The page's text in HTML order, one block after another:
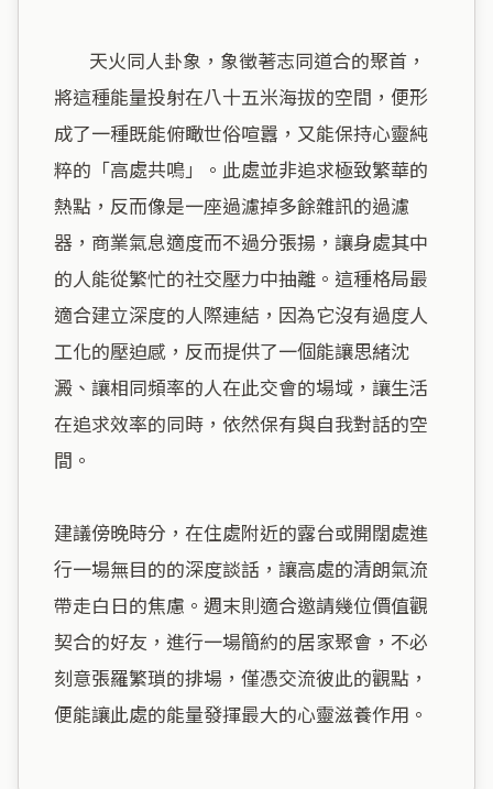
將這種能量投射在八十五米海拔的空間，便形
成了一種既能俯瞰世俗喧囂，又能保持心靈純
粹的「高處共鳴」。此處並非追求極致繁華的
熱點，反而像是一座過濾掉多餘雜訊的過濾
器，商業氣息適度而不過分張揚，讓身處其中
的人能從繁忙的社交壓力中抽離。這種格局最
適合建立深度的人際連結，因為它沒有過度人
工化的壓迫感，反而提供了一個能讓思緒沈
澱、讓相同頻率的人在此交會的場域，讓生活
在追求效率的同時，依然保有與自我對話的空
間。
建議傍晚時分，在住處附近的露台或開闊處進
行一場無目的的深度談話，讓高處的清朗氣流
帶走白日的焦慮。週末則適合邀請幾位價值觀
契合的好友，進行一場簡約的居家聚會，不必
刻意張羅繁瑣的排場，僅憑交流彼此的觀點，
便能讓此處的能量發揮最大的心靈滋養作用。